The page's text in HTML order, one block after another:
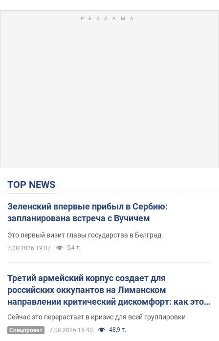
TOP NEWS
Зеленский впервые прибыл в Сербию:
запланирована встреча с Вучичем
Это первый визит главы государства в Белград
7.08.2026 19:07 5,4 т.
Третий армейский корпус создает для
российских оккупантов на Лиманском
направлении критический дискомфорт: как это
удалось
Сейчас это перерастает в кризис для всей группировки
Спецпроект 7.08.2026 16:40 48,9 т.